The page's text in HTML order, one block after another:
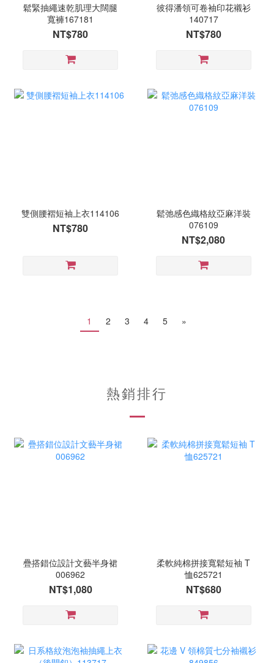
鬆緊抽繩速乾肌理大闊腿
寬褲167181
NT$780
彼得潘領可卷袖印花襯衫
140717
NT$780
雙側腰褶短袖上衣114106
NT$780
鬆弛感色織格紋亞麻洋裝
076109
NT$2,080
1 2 3 4 5 »
熱銷排行
疊搭錯位設計文藝半身裙
006962
NT$1,080
柔軟純棉拼接寬鬆短袖 T
恤625721
NT$680